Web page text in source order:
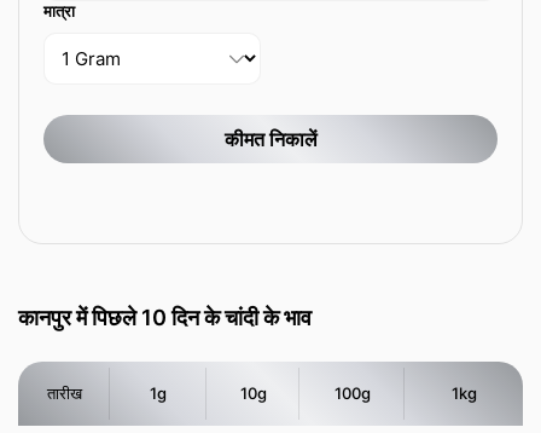
मात्रा
कीमत निकालें
कानपुर में पिछले 10 दिन के चांदी के भाव
तारीख 1g 10g 100g 1kg